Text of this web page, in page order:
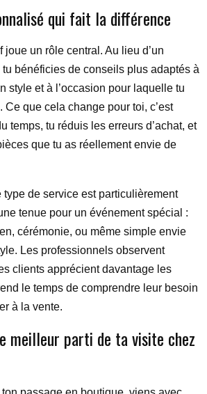
qui fait la différence
joue un rôle central. Au lieu d’un
bénéficies de conseils plus adaptés à
style et à l’occasion pour laquelle tu
Ce que cela change pour toi, c’est
temps, tu réduis les erreurs d’achat, et
que tu as réellement envie de
type de service est particulièrement
tenue pour un événement spécial :
cérémonie, ou même simple envie
Les professionnels observent
clients apprécient davantage les
le temps de comprendre leur besoin
à la vente.
meilleur parti de ta visite chez